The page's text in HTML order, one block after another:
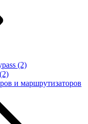
(2)
(2)
и маршрутизаторов